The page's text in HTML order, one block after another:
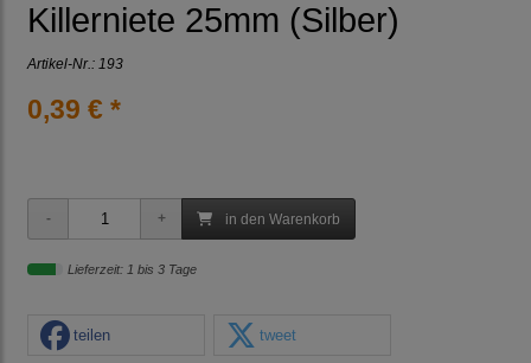
Killerniete 25mm (Silber)
Artikel-Nr.: 193
0,39 € *
in den Warenkorb
Lieferzeit: 1 bis 3 Tage
teilen tweet